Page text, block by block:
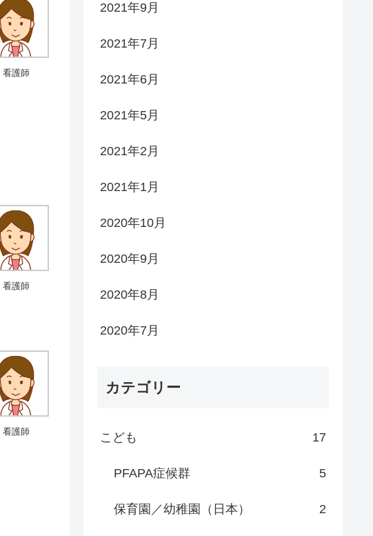
看護師
看護師
看護師
2021年9月
2021年7月
2021年6月
2021年5月
2021年2月
2021年1月
2020年10月
2020年9月
2020年8月
2020年7月
カテゴリー
こども 17
PFAPA症候群 5
保育園／幼稚園（日本） 2